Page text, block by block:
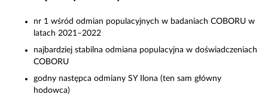
nr 1 wśród odmian populacyjnych w badaniach COBORU w
latach 2021–2022
najbardziej stabilna odmiana populacyjna w doświadczeniach
COBORU
godny następca odmiany SY Ilona (ten sam główny
hodowca)